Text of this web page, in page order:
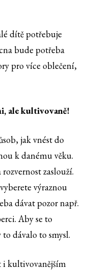
dítě potřebuje
bude potřeba
pro více oblečení,
ale kultivovaně!
jak vnést do
k danému věku.
zaslouží.
výraznou
dávat pozor např.
Aby se to
dávalo to smysl.
i kultivovanějším